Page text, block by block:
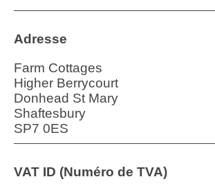
Adresse
Farm Cottages
Higher Berrycourt
Donhead St Mary
Shaftesbury
SP7 0ES
VAT ID (Numéro de TVA)